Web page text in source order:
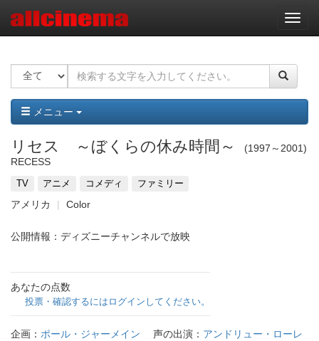
ナ
ビ
ー
ョ
ン
メニュー
リセス ～ぼくらの休み時間～
1997～2001
RECESS
TV アニメ コメディ ファミリー
アメリカ Color
公開情報：ディズニーチャンネルで放映
あなたの点数
投票・確認するにはログインしてください。
企画： ポール・ジャーメイン 声の出演： アンドリュー・ローレ